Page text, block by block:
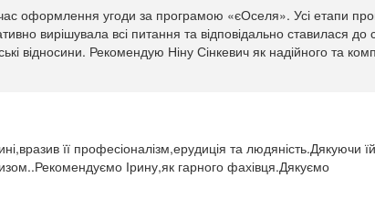
оформлення угоди за програмою «єОселя». Усі етапи
вирішувала всі питання та відповідально ставилася до
відносини. Рекомендую Ніну Сінкевич як надійного та
її професіоналізм,ерудиція та людяність.Дякуючи
Ірину,як гарного фахівця.Дякуємо